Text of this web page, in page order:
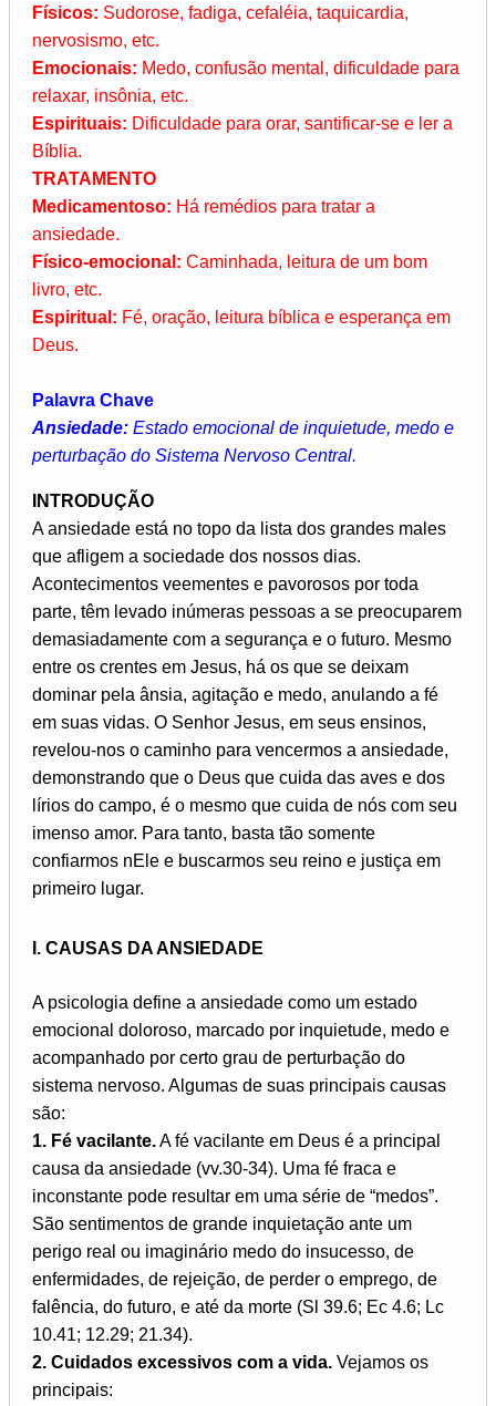
Físicos: Sudorose, fadiga, cefaléia, taquicardia,
nervosismo, etc.
Emocionais: Medo, confusão mental, dificuldade para
relaxar, insônia, etc.
Espirituais: Dificuldade para orar, santificar-se e ler a
Bíblia.
TRATAMENTO
Medicamentoso: Há remédios para tratar a
ansiedade.
Físico-emocional: Caminhada, leitura de um bom
livro, etc.
Espiritual: Fé, oração, leitura bíblica e esperança em
Deus.
Palavra Chave
Ansiedade: Estado emocional de inquietude, medo e
perturbação do Sistema Nervoso Central.
INTRODUÇÃO
A ansiedade está no topo da lista dos grandes males
que afligem a sociedade dos nossos dias.
Acontecimentos veementes e pavorosos por toda
parte, têm levado inúmeras pessoas a se preocuparem
demasiadamente com a segurança e o futuro. Mesmo
entre os crentes em Jesus, há os que se deixam
dominar pela ânsia, agitação e medo, anulando a fé
em suas vidas. O Senhor Jesus, em seus ensinos,
revelou-nos o caminho para vencermos a ansiedade,
demonstrando que o Deus que cuida das aves e dos
lírios do campo, é o mesmo que cuida de nós com seu
imenso amor. Para tanto, basta tão somente
confiarmos nEle e buscarmos seu reino e justiça em
primeiro lugar.
I. CAUSAS DA ANSIEDADE
A psicologia define a ansiedade como um estado
emocional doloroso, marcado por inquietude, medo e
acompanhado por certo grau de perturbação do
sistema nervoso. Algumas de suas principais causas
são:
1. Fé vacilante.A fé vacilante em Deus é a principal
causa da ansiedade (vv.30-34). Uma fé fraca e
inconstante pode resultar em uma série de “medos”.
São sentimentos de grande inquietação ante um
perigo real ou imaginário medo do insucesso, de
enfermidades, de rejeição, de perder o emprego, de
falência, do futuro, e até da morte (Sl 39.6; Ec 4.6; Lc
10.41; 12.29; 21.34).
2. Cuidados excessivos com a vida. Vejamos os
principais: